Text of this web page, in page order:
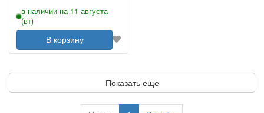
в наличии на 11 августа
(вт)
В корзину
Показать еще